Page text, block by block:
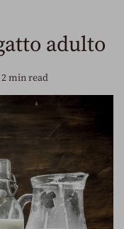
adulto
2 min read